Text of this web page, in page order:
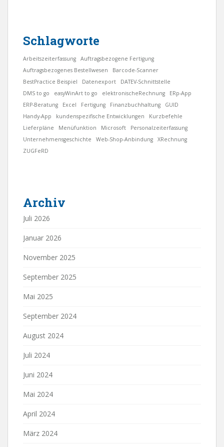
Schlagworte
Arbeitszeiterfassung
Auftragsbezogene Fertigung
Auftragsbezogenes Bestellwesen
Barcode-Scanner
BestPractice Beispiel
Datenexport
DATEV-Schnittstelle
DMS to go
easyWinArt to go elektronischeRechnung
ERp-App
ERP-Beratung
Excel Fertigung Finanzbuchhaltung
GUID
Handy-App
kundenspezifische Entwicklungen
Kurzbefehle
Lieferpläne
Menüfunktion Microsoft
Personalzeiterfassung
Unternehmensgeschichte
Web-Shop-Anbindung
XRechnung
ZUGFeRD
Archiv
Juli 2026
Januar 2026
November 2025
September 2025
Mai 2025
September 2024
August 2024
Juli 2024
Juni 2024
Mai 2024
April 2024
März 2024